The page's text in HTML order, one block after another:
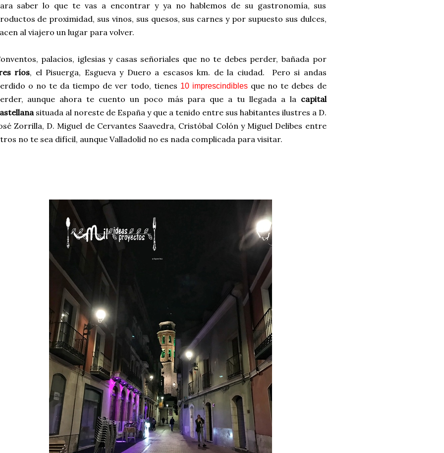
saber lo que te vas a encontrar y ya no hablemos de su gastronomía, sus
de proximidad, sus vinos, sus quesos, sus carnes y por supuesto sus dulces,
al viajero un lugar para volver.
palacios, iglesias y casas señoriales que no te debes perder, bañada por
ríos, el Pisuerga, Esgueva y Duero a escasos km. de la ciudad. Pero si andas
o no te da tiempo de ver todo, tienes 10 imprescindiblesque no te debes de
aunque ahora te cuento un poco más para que a tu llegada a la capital
situada al noreste de España y que a tenido entre sus habitantes ilustres a D.
Zorrilla, D. Miguel de Cervantes Saavedra, Cristóbal Colón y Miguel Delibes entre
no te sea difícil, aunque Valladolid no es nada complicada para visitar.